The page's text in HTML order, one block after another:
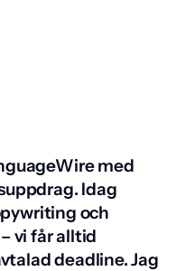
med
Idag
och
vi får alltid
deadline. Jag